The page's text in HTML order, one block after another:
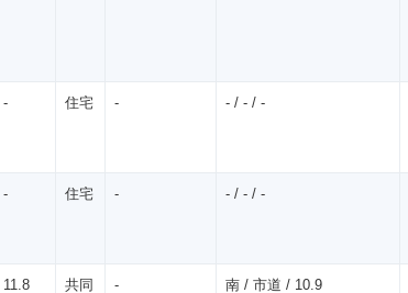
- 住宅 - - / - / -
- 住宅 - - / - / -
11.8
共同
- 南 / 市道 / 10.9